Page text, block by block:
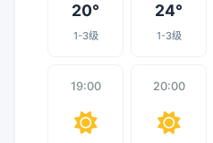
20°
1-3级
24°
1-3级
19:00 20:00